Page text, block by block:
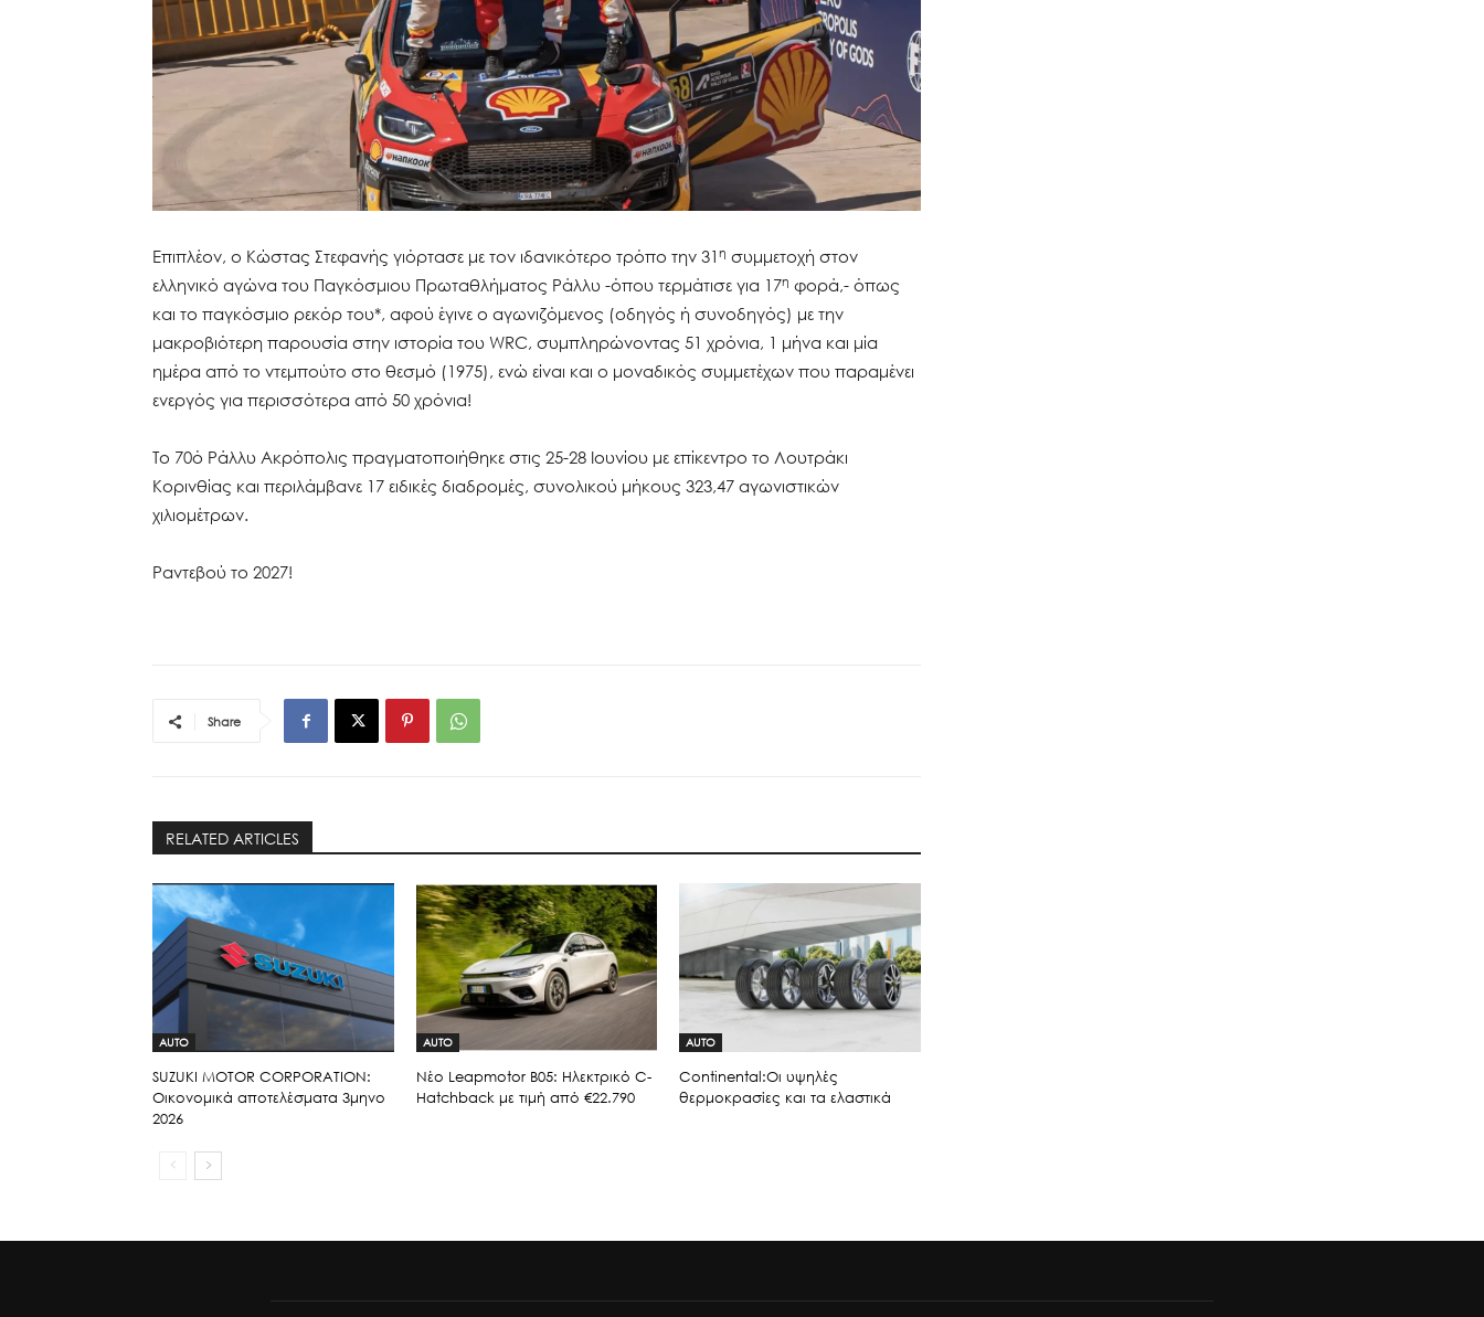
Επιπλέον, ο Κώστας Στεφανής γιόρτασε με τον ιδανικότερο τρόπο την 31 η συμμετοχή στον
ελληνικό αγώνα του Παγκόσμιου Πρωταθλήματος Ράλλυ -όπου τερμάτισε για 17η φορά,- όπως
και το παγκόσμιο ρεκόρ του*, αφού έγινε ο αγωνιζόμενος (οδηγός ή συνοδηγός) με την
μακροβιότερη παρουσία στην ιστορία του WRC, συμπληρώνοντας 51 χρόνια, 1 μήνα και μία
ημέρα από το ντεμπούτο στο θεσμό (1975), ενώ είναι και ο μοναδικός συμμετέχων που παραμένει
ενεργός για περισσότερα από 50 χρόνια!
Το 70ό Ράλλυ Ακρόπολις πραγματοποιήθηκε στις 25-28 Ιουνίου με επίκεντρο το Λουτράκι
Κορινθίας και περιλάμβανε 17 ειδικές διαδρομές, συνολικού μήκους 323,47 αγωνιστικών
χιλιομέτρων.
Ραντεβού το 2027!
Share
RELATED ARTICLES
AUTO
SUZUKI MOTOR CORPORATION:
Οικονομικά αποτελέσματα 3μηνο
2026
AUTO
Νέο Leapmotor B05: Ηλεκτρικό C-
Hatchback με τιμή από €22.790
AUTO
Continental:Οι υψηλές
θερμοκρασίες και τα ελαστικά